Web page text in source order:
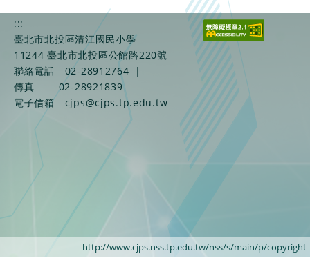
:::
臺北市北投區清江國民小學
11244 臺北市北投區公館路220號
聯絡電話
02-28912764
|
傳真
02-28921839
電子信箱
cjps@cjps.tp.edu.tw
http://www.cjps.nss.tp.edu.tw/nss/s/main/p/copyright